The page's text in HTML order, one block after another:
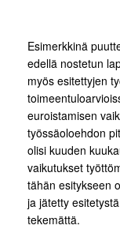
Esimerkkinä
edellä nostetun
myös esitettyjen
euroistamisen
työssäoloehdon
olisi kuuden
vaikutukset
tähän esitykseen
ja jätetty
tekemättä.